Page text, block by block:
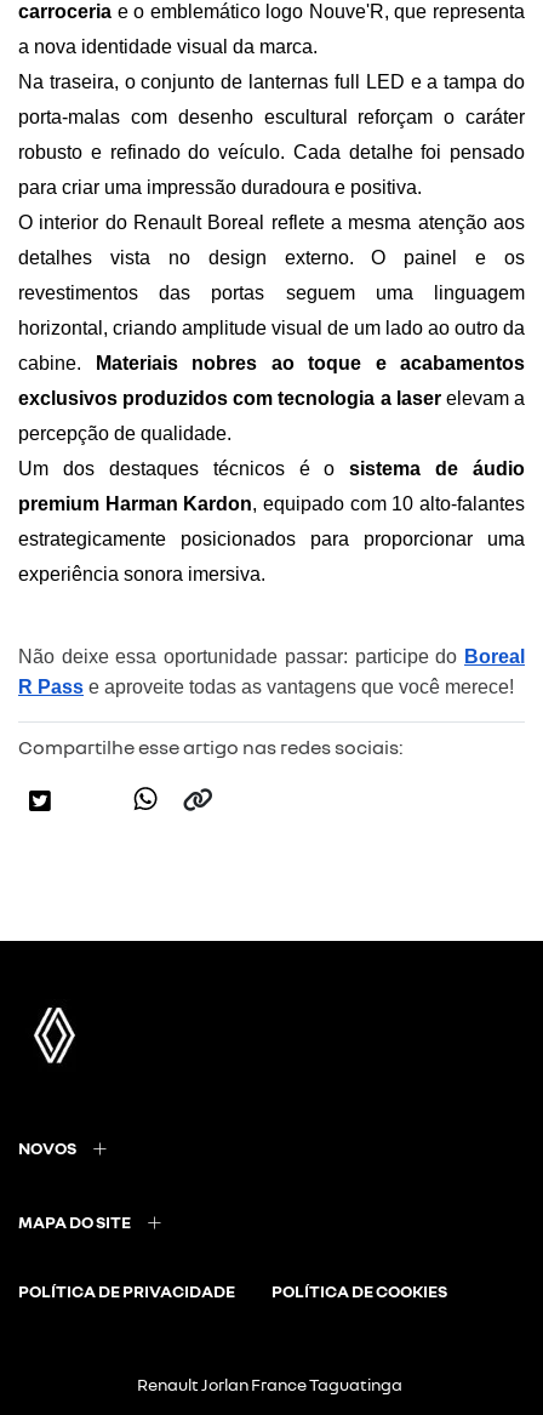
carroceria e o emblemático logo Nouve'R, que representa
a nova identidade visual da marca.
Na traseira, o conjunto de lanternas full LED e a tampa do
porta-malas com desenho escultural reforçam o caráter
robusto e refinado do veículo. Cada detalhe foi pensado
para criar uma impressão duradoura e positiva.
O interior do Renault Boreal reflete a mesma atenção aos
detalhes vista no design externo. O painel e os
revestimentos das portas seguem uma linguagem
horizontal, criando amplitude visual de um lado ao outro da
cabine.
Materiais nobres ao toque e acabamentos
exclusivos produzidos com tecnologia a laser elevam a
percepção de qualidade.
Um dos destaques técnicos é o sistema de áudio
premium Harman Kardon, equipado com 10 alto-falantes
estrategicamente posicionados para proporcionar uma
experiência sonora imersiva.
Não deixe essa oportunidade passar: participe do Boreal
R Pass e aproveite todas as vantagens que você merece!
Compartilhe esse artigo nas redes sociais:
NOVOS
MAPA DO SITE
POLÍTICA DE PRIVACIDADE POLÍTICA DE COOKIES
Renault Jorlan France Taguatinga